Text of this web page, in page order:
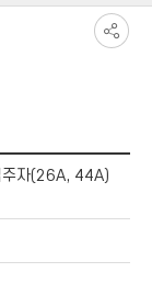
주자(26A, 44A)